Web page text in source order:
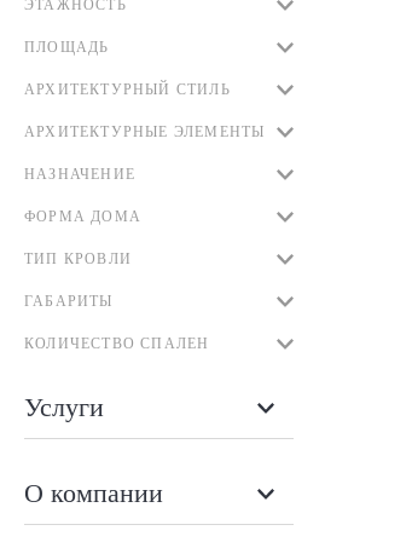
ЭТАЖНОСТЬ
ПЛОЩАДЬ
АРХИТЕКТУРНЫЙ СТИЛЬ
АРХИТЕКТУРНЫЕ ЭЛЕМЕНТЫ
НАЗНАЧЕНИЕ
ФОРМА ДОМА
ТИП КРОВЛИ
ГАБАРИТЫ
КОЛИЧЕСТВО СПАЛЕН
Услуги
О компании